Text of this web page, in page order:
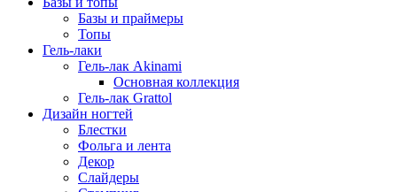
Базы и праймеры
Топы
Гель-лаки
Гель-лак Akinami
Основная коллекция
Гель-лак Grattol
Дизайн ногтей
Блестки
Фольга и лента
Декор
Слайдеры